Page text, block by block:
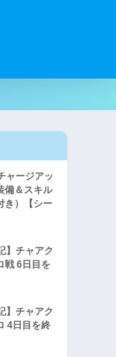
ャージアッ
備＆スキル
き）【シー
】チャアク
戦 6日目を
】チャアク
4日目を終